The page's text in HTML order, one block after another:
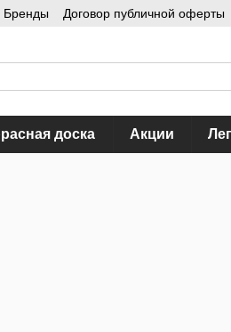
Бренды Договор публичной оферты
доска Акции